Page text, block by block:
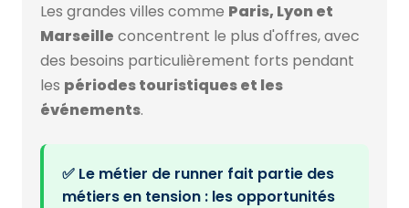
Les grandes villes comme Paris, Lyon et
Marseille concentrent le plus d'offres, avec
des besoins particulièrement forts pendant
les périodes touristiques et les
événements.
✅ Le métier de runner fait partie des
métiers en tension : les opportunités